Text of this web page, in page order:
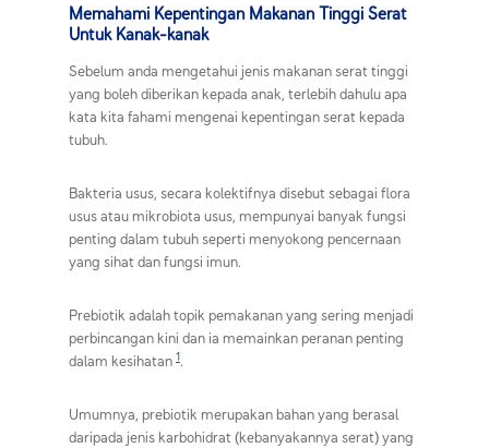
Memahami Kepentingan Makanan Tinggi Serat
Untuk Kanak-kanak
Sebelum anda mengetahui jenis makanan serat tinggi
yang boleh diberikan kepada anak, terlebih dahulu apa
kata kita fahami mengenai kepentingan serat kepada
tubuh.
Bakteria usus, secara kolektifnya disebut sebagai flora
usus atau mikrobiota usus, mempunyai banyak fungsi
penting dalam tubuh seperti menyokong pencernaan
yang sihat dan fungsi imun.
Prebiotik adalah topik pemakanan yang sering menjadi
perbincangan kini dan ia memainkan peranan penting
dalam kesihatan 1.
Umumnya, prebiotik merupakan bahan yang berasal
daripada jenis karbohidrat (kebanyakannya serat) yang